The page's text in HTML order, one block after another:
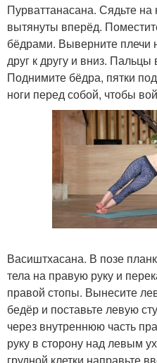
Пурваттанасана. Сядьте
вытянуты вперёд.
бёдрами. Выверните плечи
друг к другу и вниз. Пальцы
Поднимите бёдра, пятки
ноги перед собой, чтобы
Васиштхасана. В позе
тела на правую руку и
правой стопы. Вынесите
бедёр и поставьте левую
через внутреннюю часть
руку в сторону над левым